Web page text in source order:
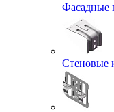
Фасадные
Стеновые